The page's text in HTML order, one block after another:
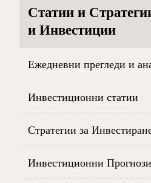
Статии и
и Инвестиции
Ежедневни прегледи и
Инвестиционни статии
Стратегии за
Инвестиционни